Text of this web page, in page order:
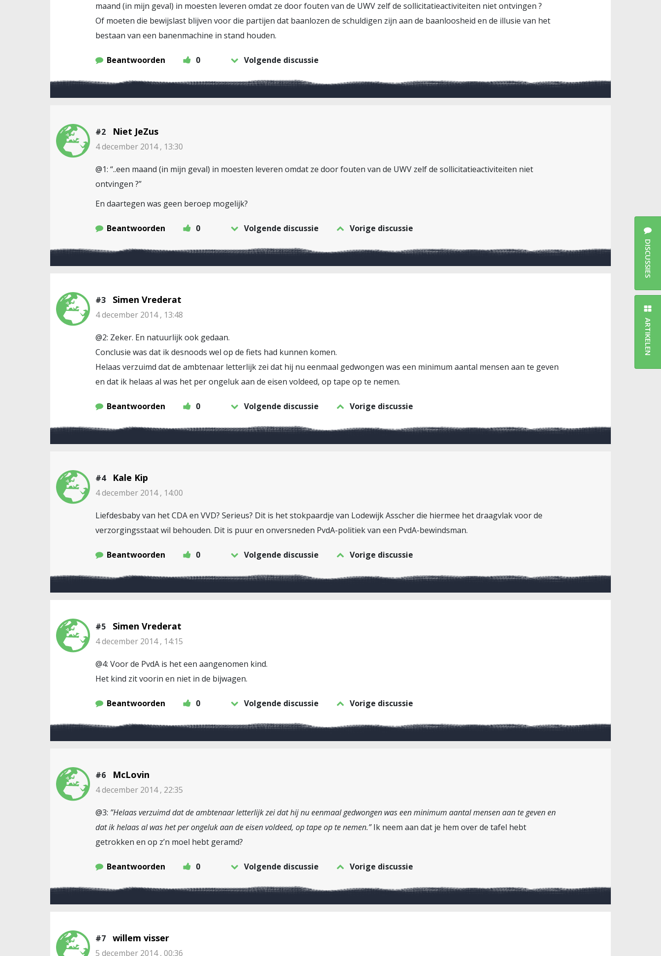
maand (in mijn geval) in moesten leveren omdat ze door fouten van de UWV zelf de sollicitatieactiviteiten niet ontvingen ?
Of moeten die bewijslast blijven voor die partijen dat baanlozen de schuldigen zijn aan de baanloosheid en de illusie van het
bestaan van een banenmachine in stand houden.
Beantwoorden 0 Volgende discussie
#2 Niet JeZus
4 december 2014 , 13:30
@1: “..een maand (in mijn geval) in moesten leveren omdat ze door fouten van de UWV zelf de sollicitatieactiviteiten niet
ontvingen ?”
En daartegen was geen beroep mogelijk?
Beantwoorden 0 Volgende discussie Vorige discussie
#3 Simen Vrederat
4 december 2014 , 13:48
@2: Zeker. En natuurlijk ook gedaan.
Conclusie was dat ik desnoods wel op de fiets had kunnen komen.
Helaas verzuimd dat de ambtenaar letterlijk zei dat hij nu eenmaal gedwongen was een minimum aantal mensen aan te geven
en dat ik helaas al was het per ongeluk aan de eisen voldeed, op tape op te nemen.
Beantwoorden 0 Volgende discussie Vorige discussie
#4 Kale Kip
4 december 2014 , 14:00
Liefdesbaby van het CDA en VVD? Serieus? Dit is het stokpaardje van Lodewijk Asscher die hiermee het draagvlak voor de
verzorgingsstaat wil behouden. Dit is puur en onversneden PvdA-politiek van een PvdA-bewindsman.
Beantwoorden 0 Volgende discussie Vorige discussie
#5 Simen Vrederat
4 december 2014 , 14:15
@4: Voor de PvdA is het een aangenomen kind.
Het kind zit voorin en niet in de bijwagen.
Beantwoorden 0 Volgende discussie Vorige discussie
#6 McLovin
4 december 2014 , 22:35
@3: ”Helaas verzuimd dat de ambtenaar letterlijk zei dat hij nu eenmaal gedwongen was een minimum aantal mensen aan te geven en
dat ik helaas al was het per ongeluk aan de eisen voldeed, op tape op te nemen.”Ik neem aan dat je hem over de tafel hebt
getrokken en op z’n moel hebt geramd?
Beantwoorden 0 Volgende discussie Vorige discussie
#7 willem visser
5 december 2014 , 00:36
DISCUSSIES
ARTIKELEN